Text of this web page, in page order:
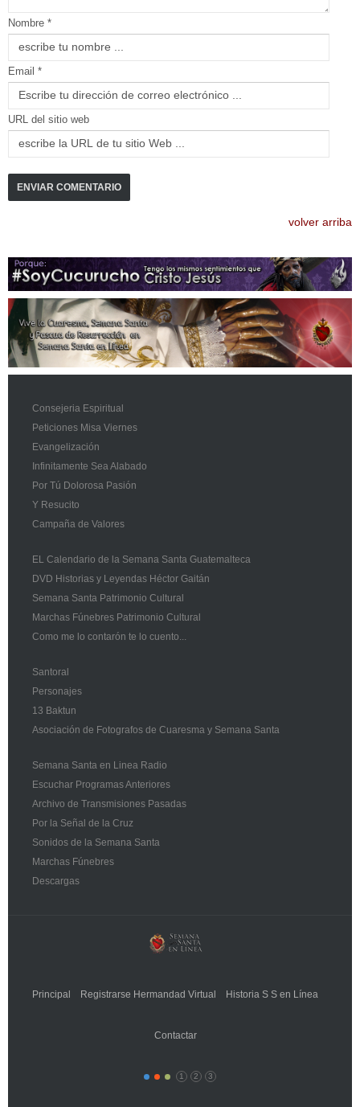
Nombre *
Email *
URL del sitio web
volver arriba
Consejeria Espiritual
Peticiones Misa Viernes
Evangelización
Infinitamente Sea Alabado
Por Tú Dolorosa Pasión
Y Resucito
Campaña de Valores
EL Calendario de la Semana Santa Guatemalteca
DVD Historias y Leyendas Héctor Gaitán
Semana Santa Patrimonio Cultural
Marchas Fúnebres Patrimonio Cultural
Como me lo contarón te lo cuento...
Santoral
Personajes
13 Baktun
Asociación de Fotografos de Cuaresma y Semana Santa
Semana Santa en Linea Radio
Escuchar Programas Anteriores
Archivo de Transmisiones Pasadas
Por la Señal de la Cruz
Sonidos de la Semana Santa
Marchas Fúnebres
Descargas
Principal Registrarse Hermandad Virtual Historia S S en Línea
Contactar
1 2 3